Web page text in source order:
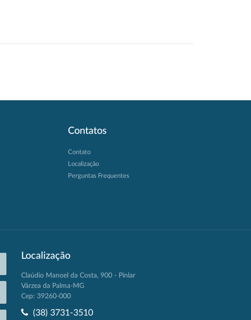
Contatos
Contato
Localização
Perguntas Frequentes
Localização
Claúdio Manoel da Costa, 900 - Pinlar
Várzea da Palma-MG
Cep: 39260-000
(38) 3731-3510